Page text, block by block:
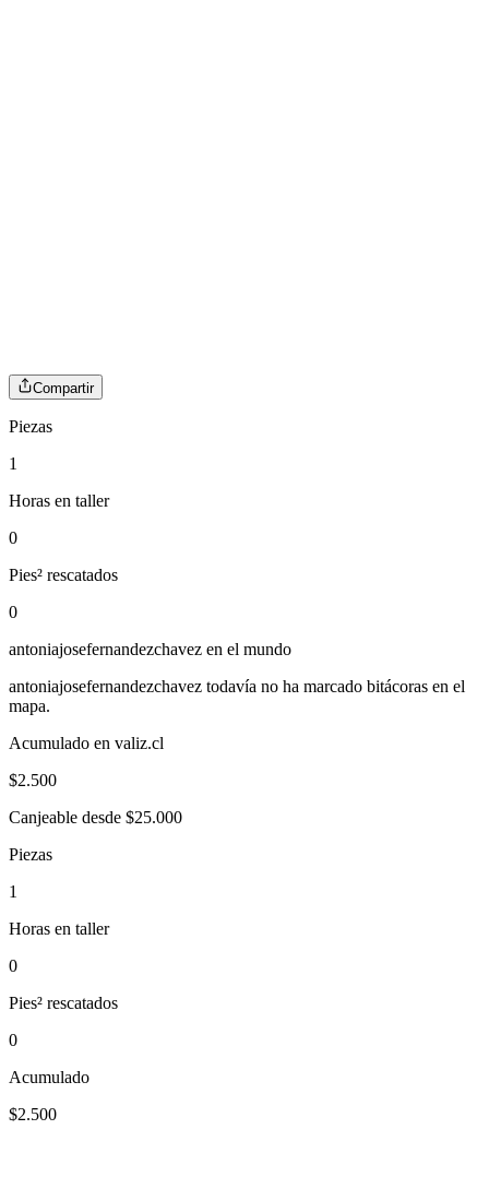
Compartir
Piezas
1
Horas en taller
0
Pies² rescatados
0
antoniajosefernandezchavez en el mundo
antoniajosefernandezchavez todavía no ha marcado bitácoras en el
mapa.
Acumulado en valiz.cl
$2.500
Canjeable desde $25.000
Piezas
1
Horas en taller
0
Pies² rescatados
0
Acumulado
$2.500